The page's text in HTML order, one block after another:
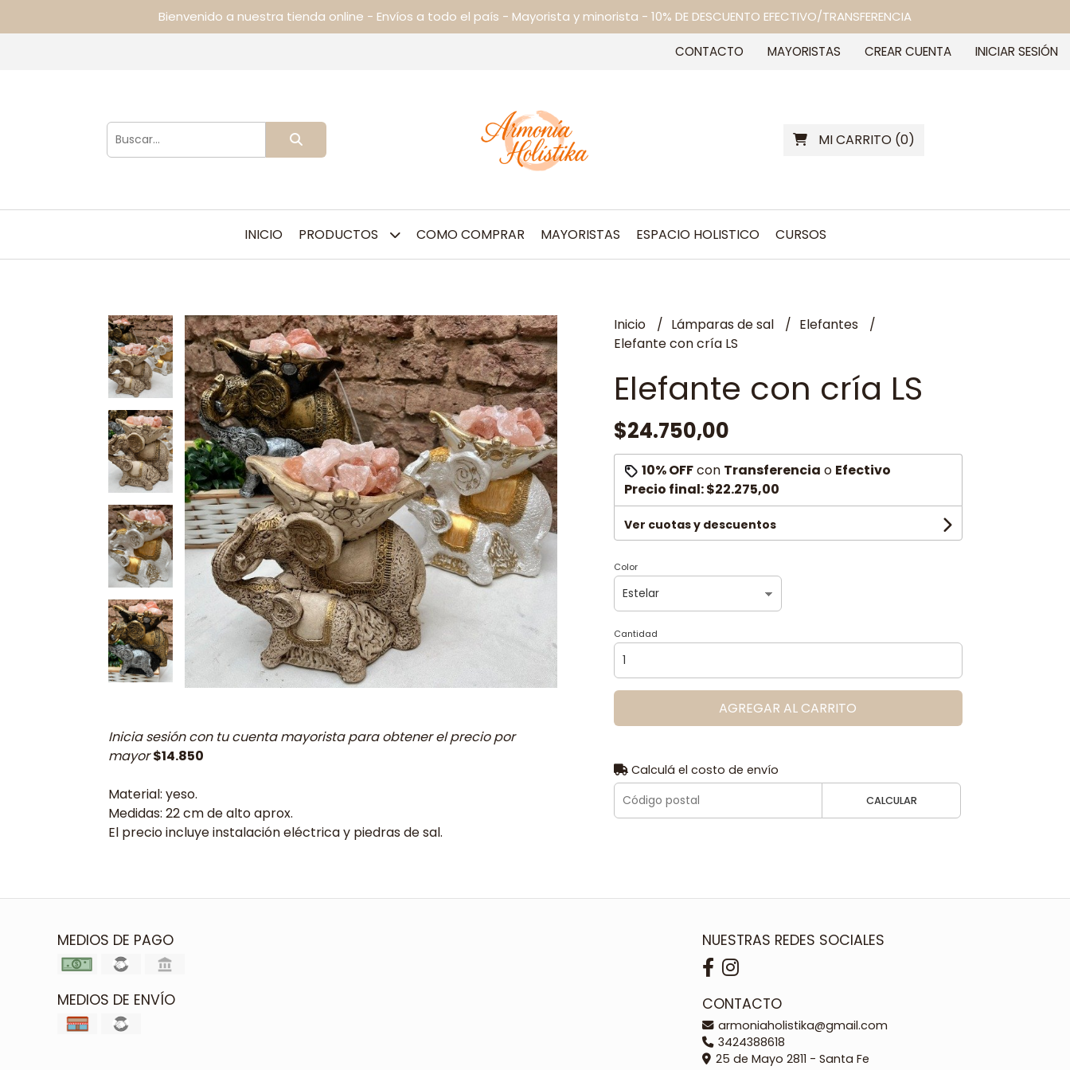
Bienvenido a nuestra tienda online - Envíos a todo el país - Mayorista y minorista - 10% DE DESCUENTO EFECTIVO/TRANSFERENCIA
CONTACTO MAYORISTAS CREAR CUENTA INICIAR SESIÓN
MI CARRITO(0)
INICIO PRODUCTOS COMO COMPRAR MAYORISTAS ESPACIO HOLISTICO CURSOS
Inicia sesión con tu cuenta mayorista para obtener el precio por
mayor$14.850
Material: yeso.
Medidas: 22 cm de alto aprox.
El precio incluye instalación eléctrica y piedras de sal.
Inicio Lámparas de sal
Elefantes
Elefante con cría LS
Elefante con cría LS
$24.750,00
10% OFFcon Transferencia o Efectivo
Precio final:$22.275,00
Ver cuotas y descuentos
Color
Cantidad
AGREGAR AL CARRITO
Calculá el costo de envío
CALCULAR
MEDIOS DE PAGO
MEDIOS DE ENVÍO
NUESTRAS REDES SOCIALES
CONTACTO
armoniaholistika@gmail.com
3424388618
25 de Mayo 2811 - Santa Fe